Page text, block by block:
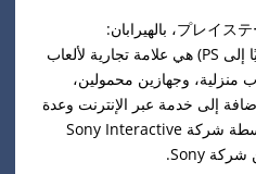
بلاي ستيشن ‏(باليابانية: プレイステーション، بالهيرابان:
Pureisutēshon، ويختصر رسميًا إلى PS) هي علامة تجارية لألعاب
منزلية، وجهازين محمولين،
إلى خدمة عبر الإنترنت وعدة
مجلات. تُنتج العلامة التجارية بواسطة شركة Sony Interactive